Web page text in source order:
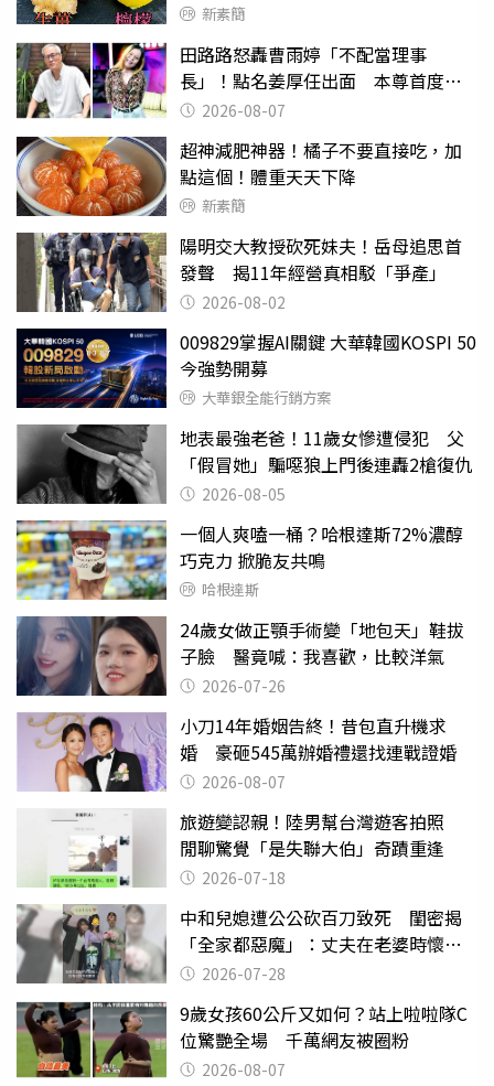
新素簡
田路路怒轟曹雨婷「不配當理事
長」！點名姜厚任出面 本尊首度回
應了2026-08-07
超神減肥神器！橘子不要直接吃，加
點這個！體重天天下降
新素簡
陽明交大教授砍死妹夫！岳母追思首
發聲 揭11年經營真相駁「爭產」
2026-08-02
009829掌握AI關鍵 大華韓國KOSPI 50
今強勢開募
大華銀全能行銷方案
地表最強老爸！11歲女慘遭侵犯 父
「假冒她」騙噁狼上門後連轟2槍復仇
2026-08-05
一個人爽嗑一桶？哈根達斯72%濃醇
巧克力 掀脆友共鳴
哈根達斯
24歲女做正顎手術變「地包天」鞋拔
子臉 醫竟喊：我喜歡，比較洋氣
2026-07-26
小刀14年婚姻告終！昔包直升機求
婚 豪砸545萬辦婚禮還找連戰證婚
2026-08-07
旅遊變認親！陸男幫台灣遊客拍照
閒聊驚覺「是失聯大伯」奇蹟重逢
2026-07-18
中和兒媳遭公公砍百刀致死 閨密揭
「全家都惡魔」：丈夫在老婆時懷孕
摔東西
2026-07-28
9歲女孩60公斤又如何？站上啦啦隊C
位驚艷全場 千萬網友被圈粉
2026-08-07